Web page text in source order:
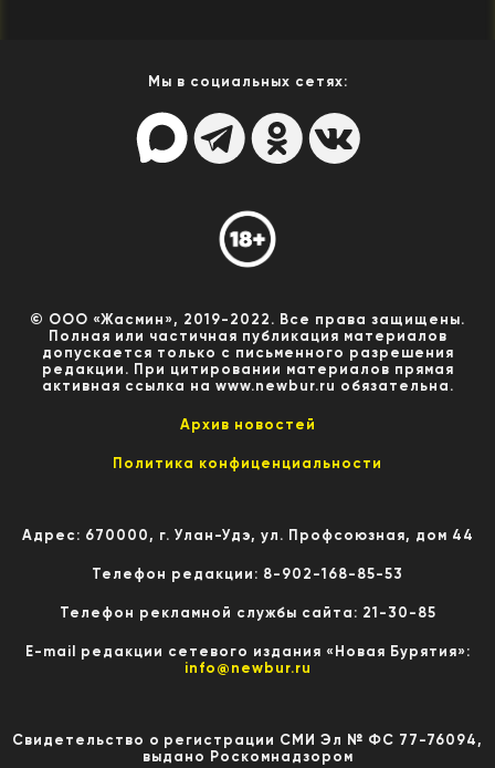
Мы в социальных сетях:
© ООО «Жасмин», 2019-2022. Все права защищены.
Полная или частичная публикация материалов
допускается только с письменного разрешения
редакции. При цитировании материалов прямая
активная ссылка на www.newbur.ru обязательна.
Архив новостей
Политика конфиценциальности
Адрес: 670000, г. Улан-Удэ, ул. Профсоюзная, дом 44
Телефон редакции: 8-902-168-85-53
Телефон рекламной службы сайта: 21-30-85
E-mail редакции сетевого издания «Новая Бурятия»:
info@newbur.ru
Свидетельство о регистрации СМИ Эл № ФС 77-76094,
выдано Роскомнадзором